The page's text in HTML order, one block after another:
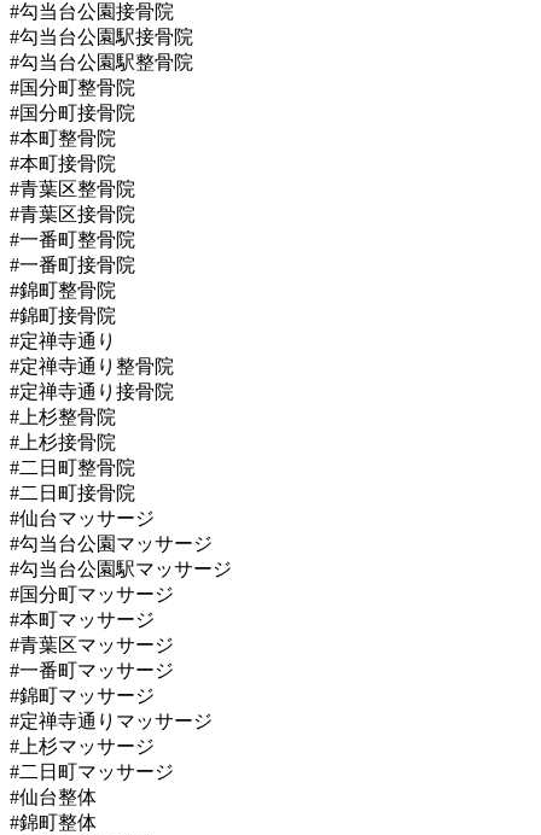
#勾当台公園接骨院
#勾当台公園駅接骨院
#勾当台公園駅整骨院
#国分町整骨院
#国分町接骨院
#本町整骨院
#本町接骨院
#青葉区整骨院
#青葉区接骨院
#一番町整骨院
#一番町接骨院
#錦町整骨院
#錦町接骨院
#定禅寺通り
#定禅寺通り整骨院
#定禅寺通り接骨院
#上杉整骨院
#上杉接骨院
#二日町整骨院
#二日町接骨院
#仙台マッサージ
#勾当台公園マッサージ
#勾当台公園駅マッサージ
#国分町マッサージ
#本町マッサージ
#青葉区マッサージ
#一番町マッサージ
#錦町マッサージ
#定禅寺通りマッサージ
#上杉マッサージ
#二日町マッサージ
#仙台整体
#錦町整体